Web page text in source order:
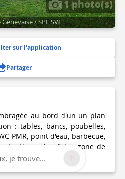
1 photo(s)
/ SPL SVLT
sur l'application
Partager
au bord d'un un plan
: tables, bancs, poubelles,
PMR, point d'eau, barbecue,
étang de pêche, zone de
je trouve...